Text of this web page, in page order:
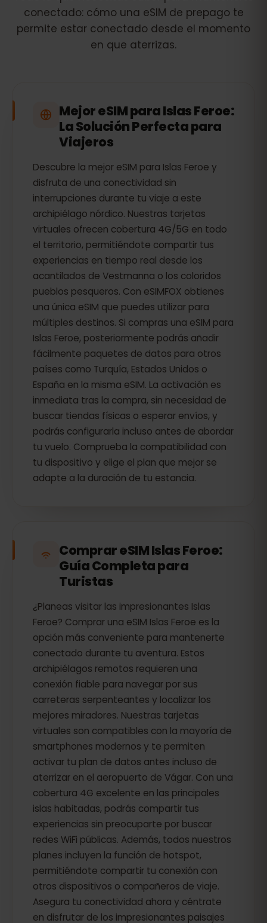
conectado: cómo una eSIM de prepago te
permite estar conectado desde el momento
en que aterrizas.
Mejor eSIM para Islas Feroe:
La Solución Perfecta para
Viajeros
Descubre la mejor eSIM para Islas Feroe y
disfruta de una conectividad sin
interrupciones durante tu viaje a este
archipiélago nórdico. Nuestras tarjetas
virtuales ofrecen cobertura 4G/5G en todo
el territorio, permitiéndote compartir tus
experiencias en tiempo real desde los
acantilados de Vestmanna o los coloridos
pueblos pesqueros. Con eSIMFOX obtienes
una única eSIM que puedes utilizar para
múltiples destinos. Si compras una eSIM para
Islas Feroe, posteriormente podrás añadir
fácilmente paquetes de datos para otros
países como Turquía, Estados Unidos o
España en la misma eSIM. La activación es
inmediata tras la compra, sin necesidad de
buscar tiendas físicas o esperar envíos, y
podrás configurarla incluso antes de abordar
tu vuelo. Comprueba la compatibilidad con
tu dispositivo y elige el plan que mejor se
adapte a la duración de tu estancia.
Comprar eSIM Islas Feroe:
Guía Completa para
Turistas
¿Planeas visitar las impresionantes Islas
Feroe? Comprar una eSIM Islas Feroe es la
opción más conveniente para mantenerte
conectado durante tu aventura. Estos
archipiélagos remotos requieren una
conexión fiable para navegar por sus
carreteras serpenteantes y localizar los
mejores miradores. Nuestras tarjetas
virtuales son compatibles con la mayoría de
smartphones modernos y te permiten
activar tu plan de datos antes incluso de
aterrizar en el aeropuerto de Vágar. Con una
cobertura 4G excelente en las principales
islas habitadas, podrás compartir tus
experiencias sin preocuparte por buscar
redes WiFi públicas. Además, todos nuestros
planes incluyen la función de hotspot,
permitiéndote compartir tu conexión con
otros dispositivos o compañeros de viaje.
Asegura tu conectividad ahora y céntrate
en disfrutar de los impresionantes paisajes